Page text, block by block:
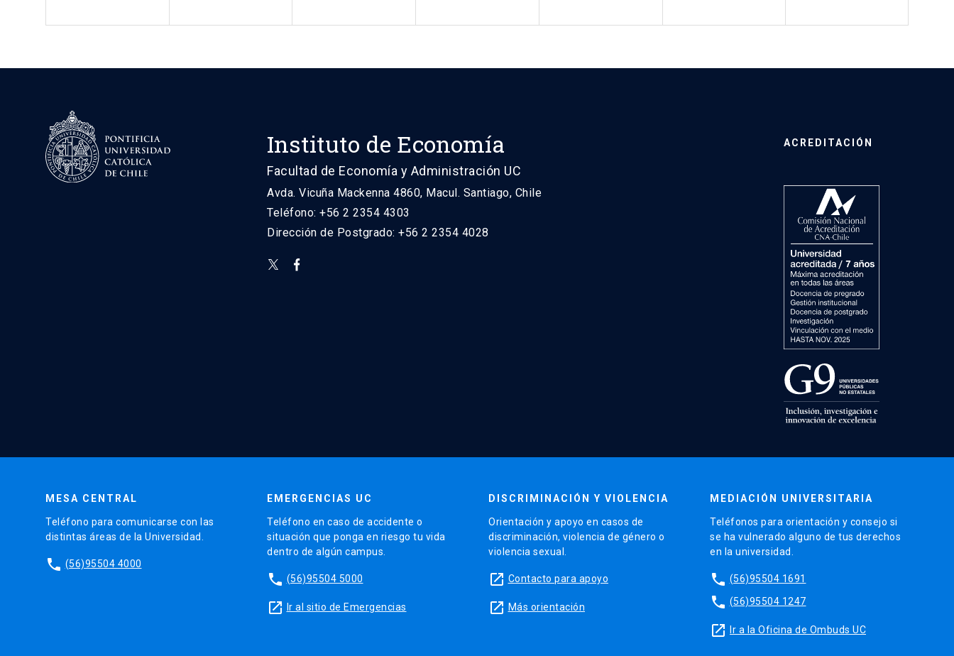
Instituto de Economía
Facultad de Economía y Administración UC
Avda. Vicuña Mackenna 4860, Macul. Santiago, Chile
Teléfono: +56 2 2354 4303
Dirección de Postgrado: +56 2 2354 4028
ACREDITACIÓN
MESA CENTRAL
Teléfono para comunicarse con las
distintas áreas de la Universidad.
phone (56)95504 4000
EMERGENCIAS UC
Teléfono en caso de accidente o
situación que ponga en riesgo tu vida
dentro de algún campus.
phone (56)95504 5000
launch Ir al sitio de Emergencias
DISCRIMINACIÓN Y VIOLENCIA
Orientación y apoyo en casos de
discriminación, violencia de género o
violencia sexual.
launch Contacto para apoyo
launch Más orientación
MEDIACIÓN UNIVERSITARIA
Teléfonos para orientación y consejo si
se ha vulnerado alguno de tus derechos
en la universidad.
phone (56)95504 1691
phone (56)95504 1247
launch Ir a la Oficina de Ombuds UC